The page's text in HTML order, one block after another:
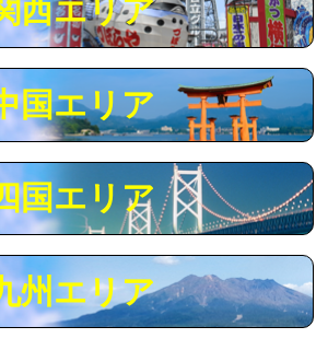
㎝まで） 27,500円
16,500円
までの価格です。
西エリア
国エリア
国エリア
州エリア